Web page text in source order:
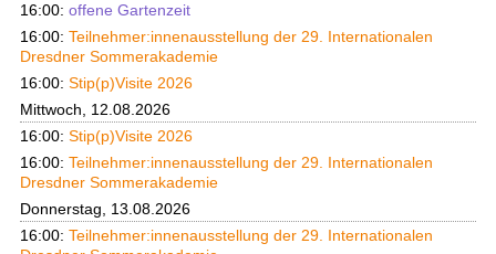
16:00: offene Gartenzeit
16:00: Teilnehmer:innenausstellung der 29. Internationalen
Dresdner Sommerakademie
16:00: Stip(p)Visite 2026
Mittwoch, 12.08.2026
16:00: Stip(p)Visite 2026
16:00: Teilnehmer:innenausstellung der 29. Internationalen
Dresdner Sommerakademie
Donnerstag, 13.08.2026
16:00: Teilnehmer:innenausstellung der 29. Internationalen